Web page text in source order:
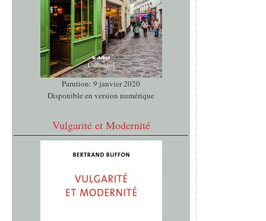
Parution: 9 janvier 2020
Disponible en version numérique
Vulgarité et Modernité